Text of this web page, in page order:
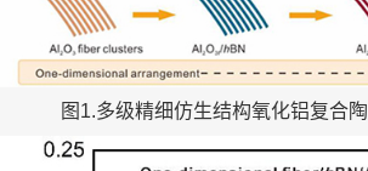
图1.多级精细仿生结构氧化铝复合